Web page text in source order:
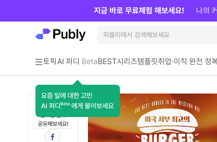
토픽AI 퍼디 Beta
요즘 일에 대한 고민
AI 퍼디 Beta 에게 물어보세요
BEST시리즈템플릿취업·이직 완전 정
지금 바로 무료체험 해보세요! 나의
지금 인사이트가
공유해보세요!